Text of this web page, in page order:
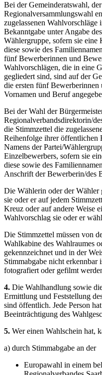
Bei der Gemeinderatswahl,
Regionalversammlungswahl
zugelassenen
Bekanntgabe unter Angabe
Wählergruppe, sofern sie eine
diese sowie des
fünf Bewerberinnen und
Wahlvorschlägen, die in eine
gegliedert sind, sind auf der
die ersten fünf
Vornamen und Beruf
Bei der Wahl der
Regionalverbandsdirektorin/
die Stimmzettel die
Reihenfolge ihrer öffentlichen
Namens der Partei/
Einzelbewerbers, sofern sie
diese sowie des
Anschrift der Bewerberin/des
Die Wählerin oder der Wähler
sie oder er auf jedem
Kreuz oder auf andere Weise
Wahlvorschlag sie oder er
Die Stimmzettel müssen von
Wahlkabine des Wahlraumes
gekennzeichnet und in der
Stimmabgabe nicht
fotografiert oder gefilmt
4. Die Wahlhandlung sowie
Ermittlung und Feststellung
sind öffentlich. Jede Person
Beeinträchtigung des
5. Wer einen Wahlschein hat,
a) durch Stimmabgabe an der
Europawahl in einem